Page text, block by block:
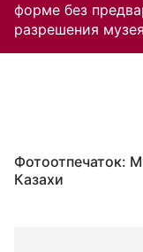
форме без
разрешения музея
Фотоотпечаток:
Казахи